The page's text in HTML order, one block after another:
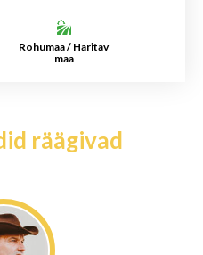
Rohumaa / Haritav
maa
räägivad